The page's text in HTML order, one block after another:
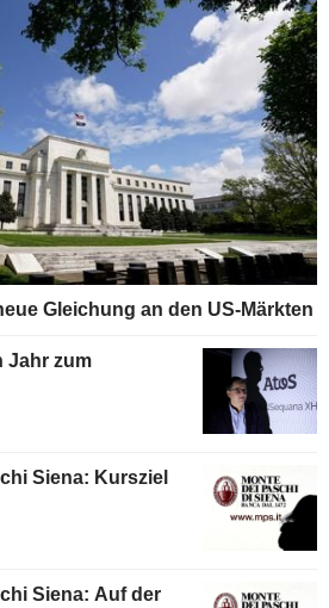
Gleichung an den US-Märkten
Jahr zum
Siena: Kursziel
Siena: Auf der